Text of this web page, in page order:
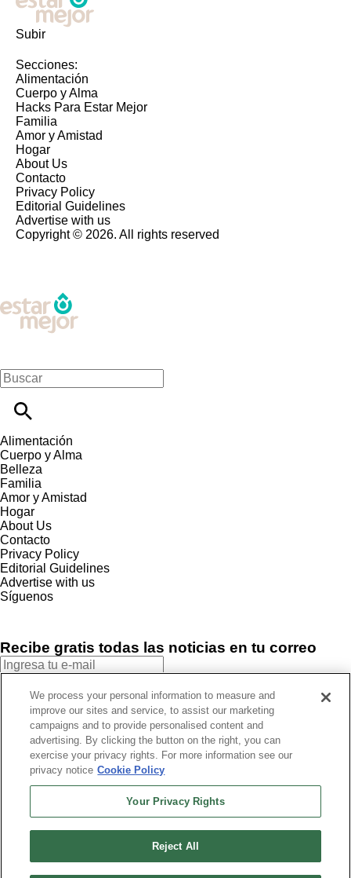
Subir
Secciones:
Alimentación
Cuerpo y Alma
Hacks Para Estar Mejor
Familia
Amor y Amistad
Hogar
About Us
Contacto
Privacy Policy
Editorial Guidelines
Advertise with us
Copyright © 2026. All rights reserved
Alimentación
Cuerpo y Alma
Belleza
Familia
Amor y Amistad
Hogar
About Us
Contacto
Privacy Policy
Editorial Guidelines
Advertise with us
Síguenos
Recibe gratis todas las noticias en tu correo
SUSCRIBIRME
Este sitio está protegido por reCAPTCHA y Google
privacidady Se aplican lasCondiciones de servicio
¡Muchas gracias!Ya estás suscrito a nuestro newsletter
Recibe gratis todas las noticias en tu correo
SUSCRIBIRME
We process your personal information to measure and
improve our sites and service, to assist our marketing
campaigns and to provide personalised content and
advertising. By clicking the button on the right, you can
exercise your privacy rights. For more information see our
privacy notice Cookie Policy
Your Privacy Rights
Reject All